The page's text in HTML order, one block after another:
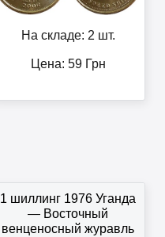
На складе: 2 шт.
Цена: 59Грн
1 шиллинг 1976 Уганда
— Восточный
венценосный журавль